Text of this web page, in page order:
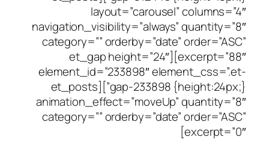
category=””
excerpt=”88″][et_gap height=”24″
element_id=”233898″
gap-233898 {height:24px;}”][et_posts
category=””